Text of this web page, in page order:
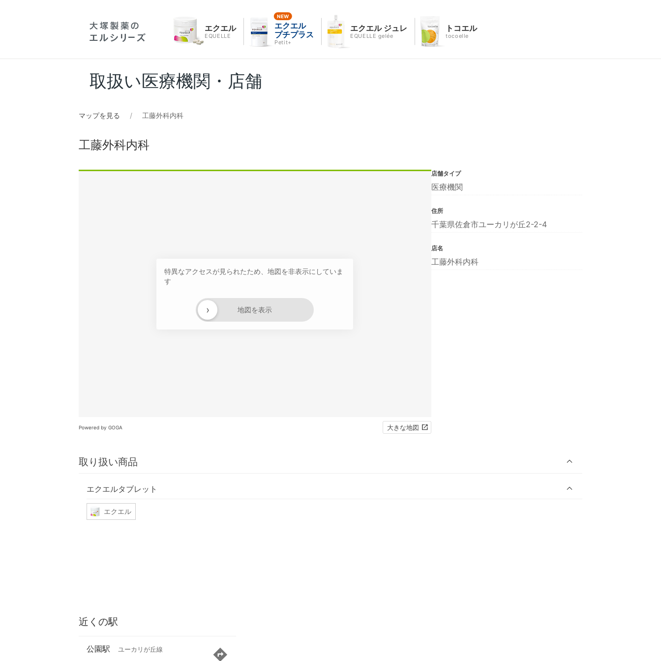
エクエル
EQUELLE
エクエル
プチプラス
Petit+
エクエル ジュレ
EQUELLE gelée
トコエル
tocoelle
取扱い医療機関・店舗
マップを見る 工藤外科内科
工藤外科内科
特異なアクセスが見られたため、地図を非表示にしていま
す
地図を表示
›
Powered by GOGA 大きな地図
取り扱い商品
エクエルタブレット
エクエル
店舗タイプ
医療機関
住所
千葉県佐倉市ユーカリが丘2-2-4
店名
工藤外科内科
近くの駅
公園駅 ユーカリが丘線